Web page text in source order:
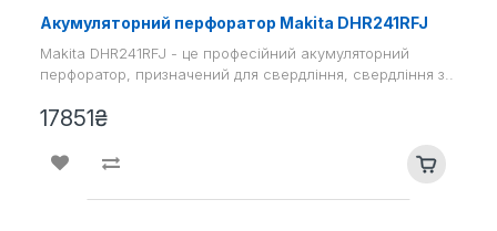
Акумуляторний перфоратор Makita DHR241RFJ
Makita DHR241RFJ - це професійний акумуляторний
перфоратор, призначений для свердління, свердління з..
17851₴